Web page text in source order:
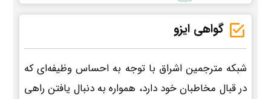
گواهی ایزو
شبکه مترجمین اشراق با توجه به احساس وظیفه‌ای که
در قبال مخاطبان خود دارد، همواره به دنبال یافتن راهی